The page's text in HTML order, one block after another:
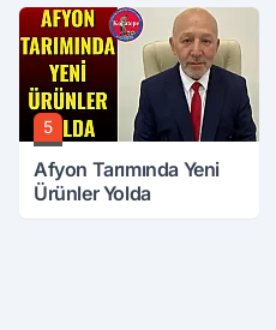
5
Afyon Tarımında Yeni
Ürünler Yolda